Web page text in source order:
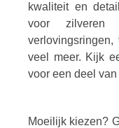
kwaliteit en
voor zilveren
verlovingsringen,
veel meer. Kijk
voor een deel
Moeilijk kiezen?